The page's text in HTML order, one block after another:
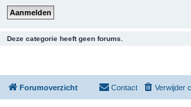
Deze categorie heeft geen forums.
Forumoverzicht Verwijder
Contact